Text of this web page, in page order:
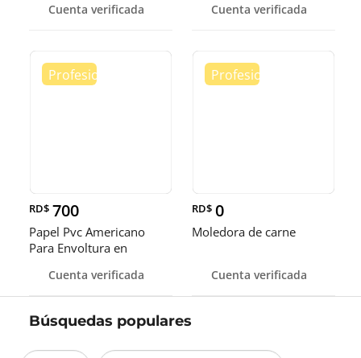
Cuenta verificada Cuenta verificada
RD$ 700
Papel Pvc Americano
Para Envoltura en
pulgadas
Cuenta verificada
RD$ 0
Moledora de carne
Cuenta verificada
Búsquedas populares